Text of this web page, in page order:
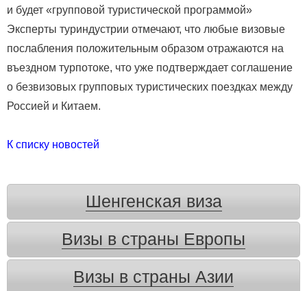
и будет «групповой туристической программой»
Эксперты туриндустрии отмечают, что любые визовые
послабления положительным образом отражаются на
въездном турпотоке, что уже подтверждает соглашение
о безвизовых групповых туристических поездках между
Россией и Китаем.
К списку новостей
Шенгенская виза
Визы в страны Европы
Визы в страны Азии